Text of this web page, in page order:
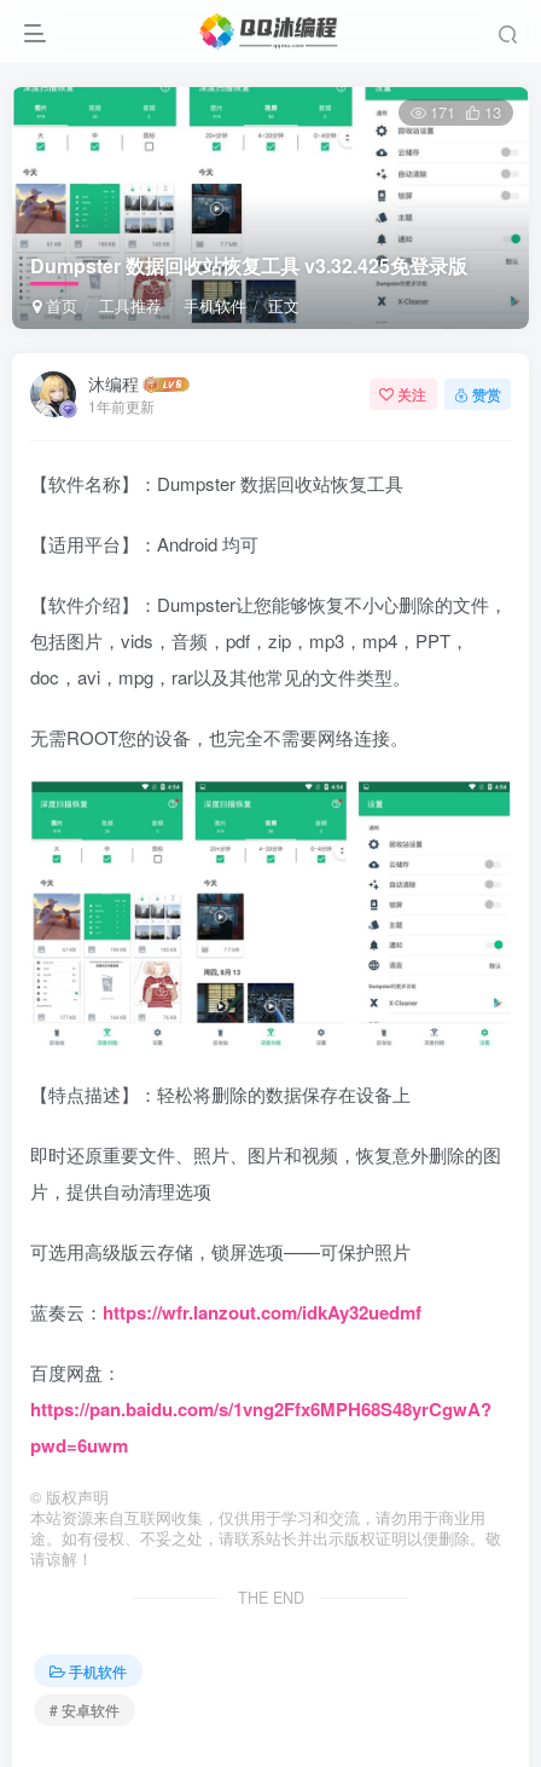
Dumpster 数据回收站恢复工具 v3.32.425免登录版
首页 工具推荐 手机软件 正文
171 13
沐编程
1年前更新
关注 赞赏
【软件名称】：Dumpster 数据回收站恢复工具
【适用平台】：Android 均可
【软件介绍】：Dumpster让您能够恢复不小心删除的文件，
包括图片，vids，音频，pdf，zip，mp3，mp4，PPT，
doc，avi，mpg，rar以及其他常见的文件类型。
无需ROOT您的设备，也完全不需要网络连接。
【特点描述】：轻松将删除的数据保存在设备上
即时还原重要文件、照片、图片和视频，恢复意外删除的图
片，提供自动清理选项
可选用高级版云存储，锁屏选项——可保护照片
蓝奏云： https://wfr.lanzout.com/idkAy32uedmf
百度网盘：
https://pan.baidu.com/s/1vng2Ffx6MPH68S48yrCgwA?
pwd=6uwm
© 版权声明
本站资源来自互联网收集，仅供用于学习和交流，请勿用于商业用
途。如有侵权、不妥之处，请联系站长并出示版权证明以便删除。敬
请谅解！
THE END
手机软件
# 安卓软件